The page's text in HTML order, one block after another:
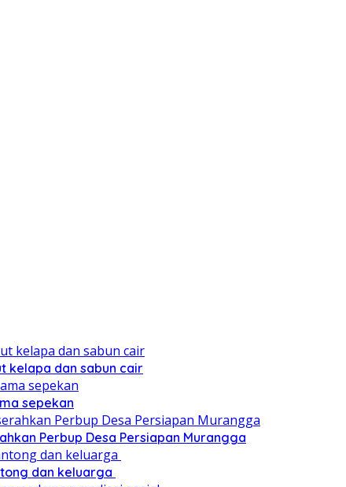
kelapa dan sabun cair
sepekan
Perbup Desa Persiapan Murangga
dan keluarga